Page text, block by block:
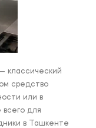
классический
средство
или в
для
в Ташкенте